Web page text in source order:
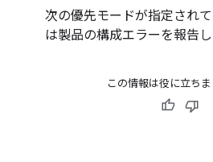
次の優先モードが指定され
は製品の構成エラーを報告し
この情報は役に立ち